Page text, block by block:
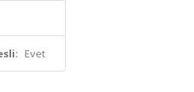
Evet